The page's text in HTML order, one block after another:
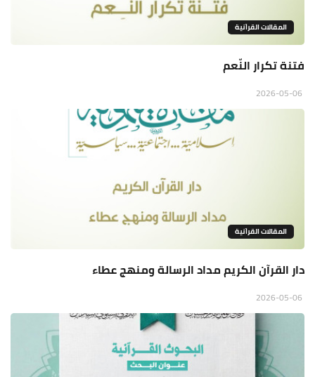
المقالات القراَنية
فتنة تكرار النّعم
المقالات القراَنية
دار القرآن الكريم مداد الرسالة ومنهج عطاء